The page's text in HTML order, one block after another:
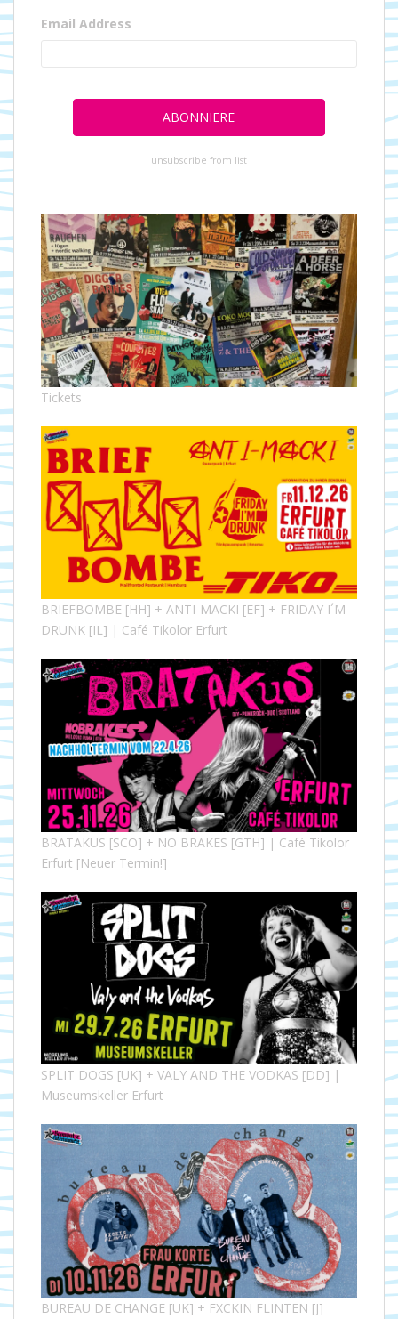
Email Address
unsubscribe from list
Tickets
BRIEFBOMBE [HH] + ANTI-MACKI [EF] + FRIDAY I´M
DRUNK [IL] | Café Tikolor Erfurt
BRATAKUS [SCO] + NO BRAKES [GTH] | Café Tikolor
Erfurt [Neuer Termin!]
SPLIT DOGS [UK] + VALY AND THE VODKAS [DD] |
Museumskeller Erfurt
BUREAU DE CHANGE [UK] + FXCKIN FLINTEN [J]